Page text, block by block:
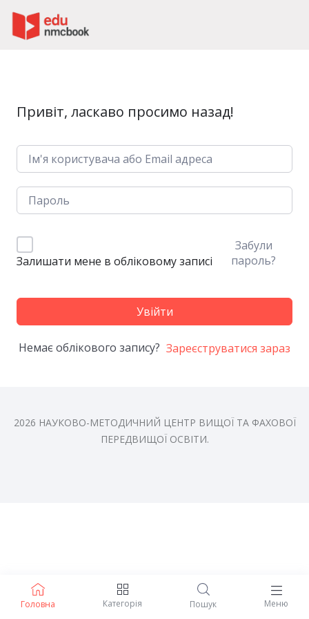
Головна Категорія Пошук Меню
Привіт, ласкаво просимо назад!
Залишати мене в обліковому записі
Забули
пароль?
Увійти
Немає облікового запису? Зареєструватися зараз
2026 НАУКОВО-МЕТОДИЧНИЙ ЦЕНТР ВИЩОЇ ТА ФАХОВОЇ
ПЕРЕДВИЩОЇ ОСВІТИ.